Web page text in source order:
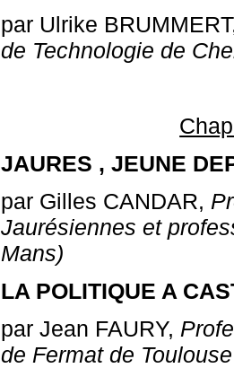
par Ulrike
de Technologie de
JAURES , JEUNE
par Gilles CANDAR,
Jaurésiennes et
Mans)
LA POLITIQUE A
par Jean FAURY,
de Fermat de Toulouse